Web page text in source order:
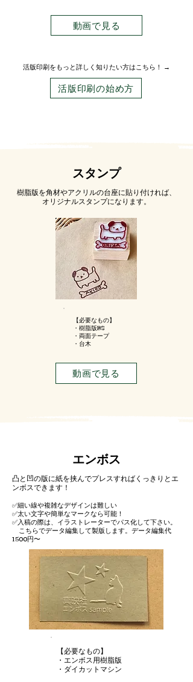
動画で見る
活版印刷をもっと詳しく知りたい方はこちら！ →
活版印刷の始め方
​スタンプ
樹脂版を角材やアクリルの台座に貼り付ければ、
オリジナルスタンプになります。
【必要なもの】
・樹脂版BS
・両面テープ
・台木
動画で見る
​エンボス
凸と凹の版に紙を挟んでプレスすればくっきりとエ
ンボスできます！
✅細い線や複雑なデザインは難しい
✅太い文字や簡単なマークなら可能！
✅入稿の際は、イラストレーターでパス化して下さい。
こちらでデータ編集して製版します。 データ編集代
1500円〜
【必要なもの】
・エンボス用樹脂版
・ダイカットマシン